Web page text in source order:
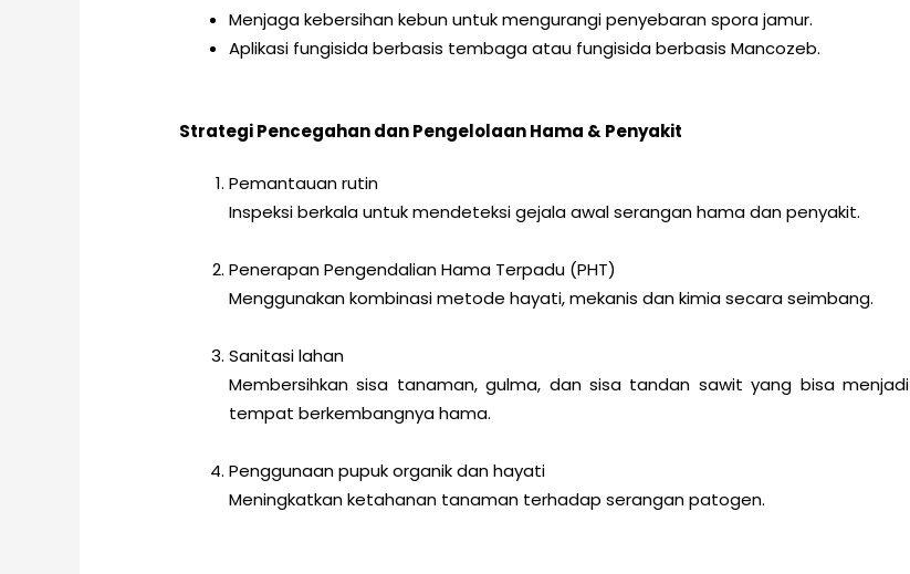
Menjaga kebersihan kebun untuk mengurangi penyebaran spora jamur.
Aplikasi fungisida berbasis tembaga atau fungisida berbasis Mancozeb.
Strategi Pencegahan dan Pengelolaan Hama & Penyakit
Pemantauan rutin
Inspeksi berkala untuk mendeteksi gejala awal serangan hama dan penyakit.
Penerapan Pengendalian Hama Terpadu (PHT)
Menggunakan kombinasi metode hayati, mekanis dan kimia secara seimbang.
Sanitasi lahan
Membersihkan sisa tanaman, gulma, dan sisa tandan sawit yang bisa menjadi
tempat berkembangnya hama.
Penggunaan pupuk organik dan hayati
Meningkatkan ketahanan tanaman terhadap serangan patogen.